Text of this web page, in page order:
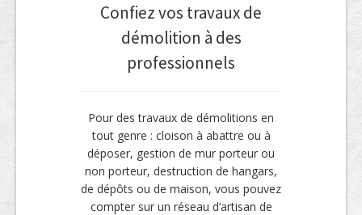
Confiez vos travaux de
démolition à des
professionnels
Pour des travaux de démolitions en
tout genre : cloison à abattre ou à
déposer, gestion de mur porteur ou
non porteur, destruction de hangars,
de dépôts ou de maison, vous pouvez
compter sur un réseau d’artisan de